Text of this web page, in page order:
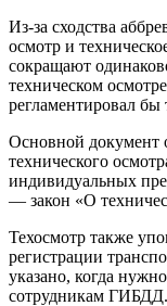
Из-за сходства
осмотр и
сокращают
техническом
регламентировал бы
Основной документ
технического
индивидуальных
— закон «О
Техосмотр также
регистрации
указано, когда
сотрудникам ГИБДД.